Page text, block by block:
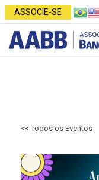
ASSOCIE-SE
<< Todos os Eventos